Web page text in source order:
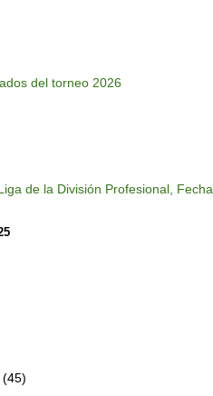
del torneo 2026
de la División Profesional, Fecha
(45)